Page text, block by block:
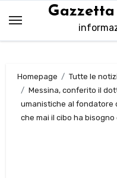
contenuto
Homepage Tutte le
Messina, conferito il
umanistiche al fondatore
che mai il cibo ha